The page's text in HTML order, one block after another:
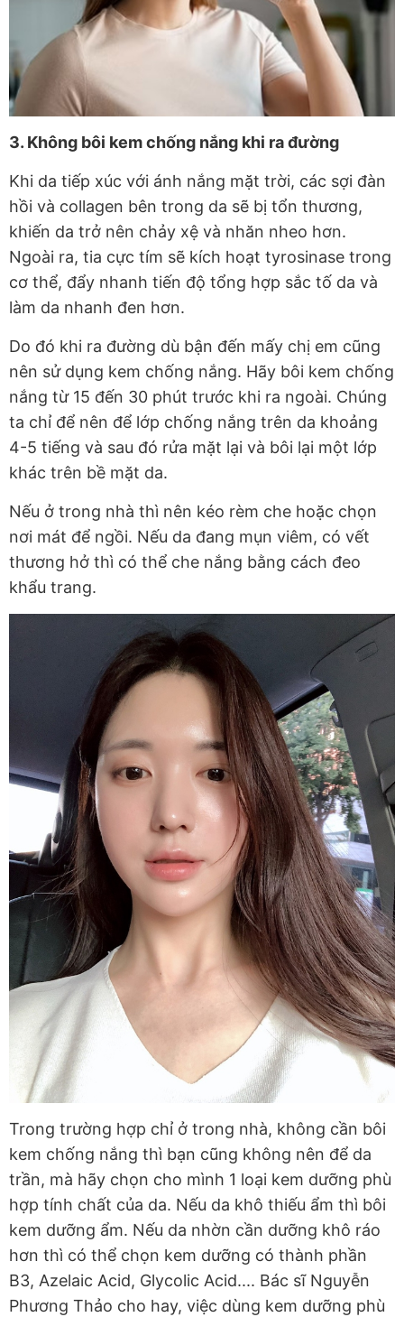
3. Không bôi kem chống nắng khi ra đường
Khi da tiếp xúc với ánh nắng mặt trời, các sợi đàn
hồi và collagen bên trong da sẽ bị tổn thương,
khiến da trở nên chảy xệ và nhăn nheo hơn.
Ngoài ra, tia cực tím sẽ kích hoạt tyrosinase trong
cơ thể, đẩy nhanh tiến độ tổng hợp sắc tố da và
làm da nhanh đen hơn.
Do đó khi ra đường dù bận đến mấy chị em cũng
nên sử dụng kem chống nắng. Hãy bôi kem chống
nắng từ 15 đến 30 phút trước khi ra ngoài. Chúng
ta chỉ để nên để lớp chống nắng trên da khoảng
4-5 tiếng và sau đó rửa mặt lại và bôi lại một lớp
khác trên bề mặt da.
Nếu ở trong nhà thì nên kéo rèm che hoặc chọn
nơi mát để ngồi. Nếu da đang mụn viêm, có vết
thương hở thì có thể che nắng bằng cách đeo
khẩu trang.
Trong trường hợp chỉ ở trong nhà, không cần bôi
kem chống nắng thì bạn cũng không nên để da
trần, mà hãy chọn cho mình 1 loại kem dưỡng phù
hợp tính chất của da. Nếu da khô thiếu ẩm thì bôi
kem dưỡng ẩm. Nếu da nhờn cần dưỡng khô ráo
hơn thì có thể chọn kem dưỡng có thành phần
B3, Azelaic Acid, Glycolic Acid.... Bác sĩ Nguyễn
Phương Thảo cho hay, việc dùng kem dưỡng phù